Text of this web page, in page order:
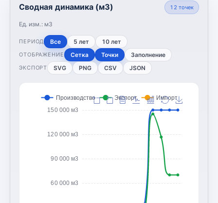
Сводная динамика (м3)
Ед. изм.: м3
12 точек
ПЕРИОД Все 5 лет 10 лет
ОТОБРАЖЕНИЕ Сетка Точки Заполнение
ЭКСПОРТ SVG PNG CSV JSON
60 000 м3
90 000 м3
120 000 м3
150 000 м3
Производство Экспорт Импорт